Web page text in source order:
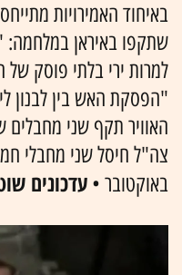
באיחוד האמירויות
שתקפו באיראן במלחמה:
למרות ירי בלתי פוסק
האוויר תקף שני מחבלים
באוקטובר • עדכונים